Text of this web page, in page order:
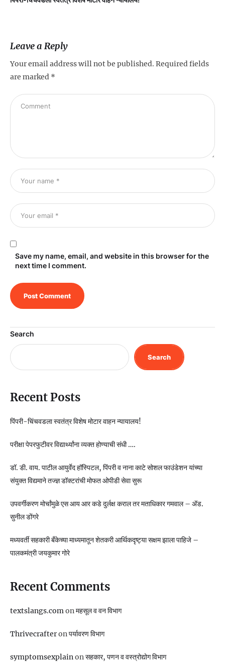
Leave a Reply
Your email address will not be published. Required fields
are marked *
Save my name, email, and website in this browser for the
next time I comment.
Search
Search
Recent Posts
पिंपरी-चिंचवडला स्वतंत्र विशेष मोटार वाहन न्यायालय!
परीक्षा पेपरफुटीवर विद्यार्थ्यांना व्यक्त होण्याची संधी ….
डॉ. डी. वाय. पाटील आयुर्वेद हॉस्पिटल, पिंपरी व नाना काटे सोशल फाउंडेशन यांच्या
संयुक्त विद्यमाने तज्ज्ञ डॉक्टरांची मोफत ओपीडी सेवा सुरू
उपवर्गीकरण मोर्चांमुळे एस आय आर कडे दुर्लक्ष कराल तर मताधिकार गमवाल – ॲड.
सुनील डोंगरे
मध्यवर्ती सहकारी बँकेच्या माध्यमातून शेतकरी आर्थिकदृष्ट्या सक्षम झाला पाहिजे –
पालकमंत्री जयकुमार गोरे
Recent Comments
textslangs.com on महसूल व वन विभाग
Thrivecrafteron पर्यावरण विभाग
symptomsexplain on सहकार, पणन व वस्‍त्रोद्योग विभाग